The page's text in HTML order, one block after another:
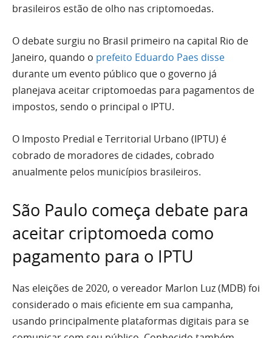
brasileiros estão de olho nas criptomoedas.
O debate surgiu no Brasil primeiro na capital Rio de
Janeiro, quando o prefeito Eduardo Paes disse
durante um evento público que o governo já
planejava aceitar criptomoedas para pagamentos de
impostos, sendo o principal o IPTU.
O Imposto Predial e Territorial Urbano (IPTU) é
cobrado de moradores de cidades, cobrado
anualmente pelos municípios brasileiros.
São Paulo começa debate para
aceitar criptomoeda como
pagamento para o IPTU
Nas eleições de 2020, o vereador Marlon Luz (MDB) foi
considerado o mais eficiente em sua campanha,
usando principalmente plataformas digitais para se